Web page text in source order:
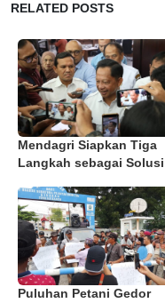
RELATED POSTS
Mendagri Siapkan Tiga
Langkah sebagai Solusi
Puluhan Petani Gedor